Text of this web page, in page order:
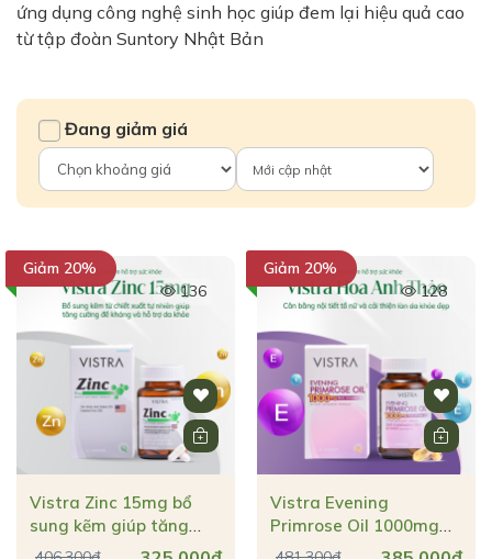
ứng dụng công nghệ sinh học giúp đem lại hiệu quả cao
từ tập đoàn Suntory Nhật Bản
Đang giảm giá
136
Vistra Zinc 15mg bổ
sung kẽm giúp tăng
cường đề kháng & hỗ
Giảm 20%
128
Vistra Evening
Primrose Oil 1000mg
Plus Vitamin E cân
Giảm 20%